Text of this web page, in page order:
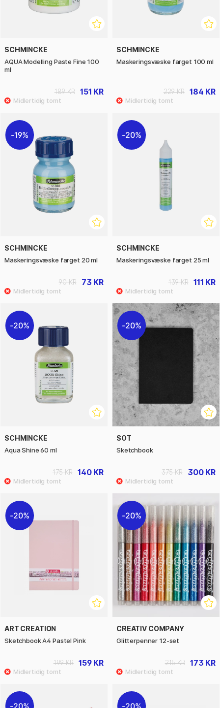
SCHMINCKE
AQUA Modelling Paste Fine 100
ml
151 KR
189 KR
SCHMINCKE
Maskeringsvæske farget 100 ml
184 KR
229 KR
19%
SCHMINCKE
Maskeringsvæske farget 20 ml
73 KR
90 KR
20%
SCHMINCKE
Maskeringsvæske farget 25 ml
111 KR
139 KR
20%
SCHMINCKE
Aqua Shine 60 ml
140 KR
175 KR
20%
SOT
Sketchbook
300 KR
375 KR
20%
ART CREATION
Sketchbook A4 Pastel Pink
159 KR
199 KR
20%
CREATIV COMPANY
Glitterpenner 12-set
173 KR
215 KR
20% 20%